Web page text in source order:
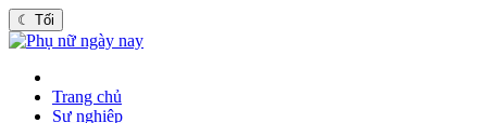
☾ Tối
Trang chủ
Sự nghiệp